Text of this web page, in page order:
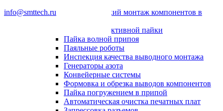
info@smttech.ru
Автоматический монтаж компонентов в
Системы селективной пайки
Пайка волной припоя
Паяльные роботы
Инспекция качества выводного монтажа
Генераторы азота
Конвейерные системы
Формовка и обрезка выводов компонентов
Пайка погружением в припой
Автоматическая очистка печатных плат